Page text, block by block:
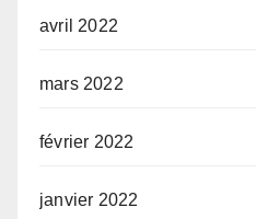
avril 2022
mars 2022
février 2022
janvier 2022